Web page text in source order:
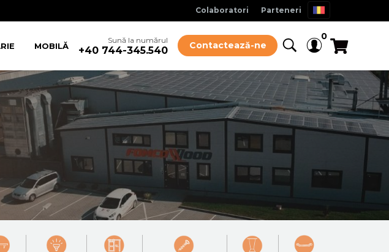
Colaboratori Parteneri
MOBILĂ
Sună la numărul
+40 744-345.540 Contactează-ne
0